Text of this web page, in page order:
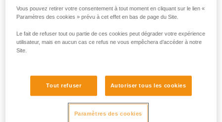
Vous pouvez retirer votre consentement à tout moment en cliquant sur le lien «
Paramètres des cookies » prévu à cet effet en bas de page du Site.
Le fait de refuser tout ou partie de ces cookies peut dégrader votre expérience
utilisateur, mais en aucun cas ce refus ne vous empêchera d’accéder à notre
Site.
Tout refuser Autoriser tous les cookies
Paramètres des cookies